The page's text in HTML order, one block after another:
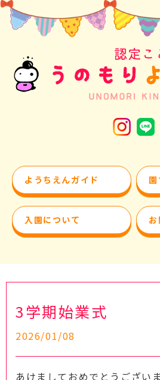
ようちえんガイド
入園について
3学期始業式
2026/01/08
あけましておめでとうございま